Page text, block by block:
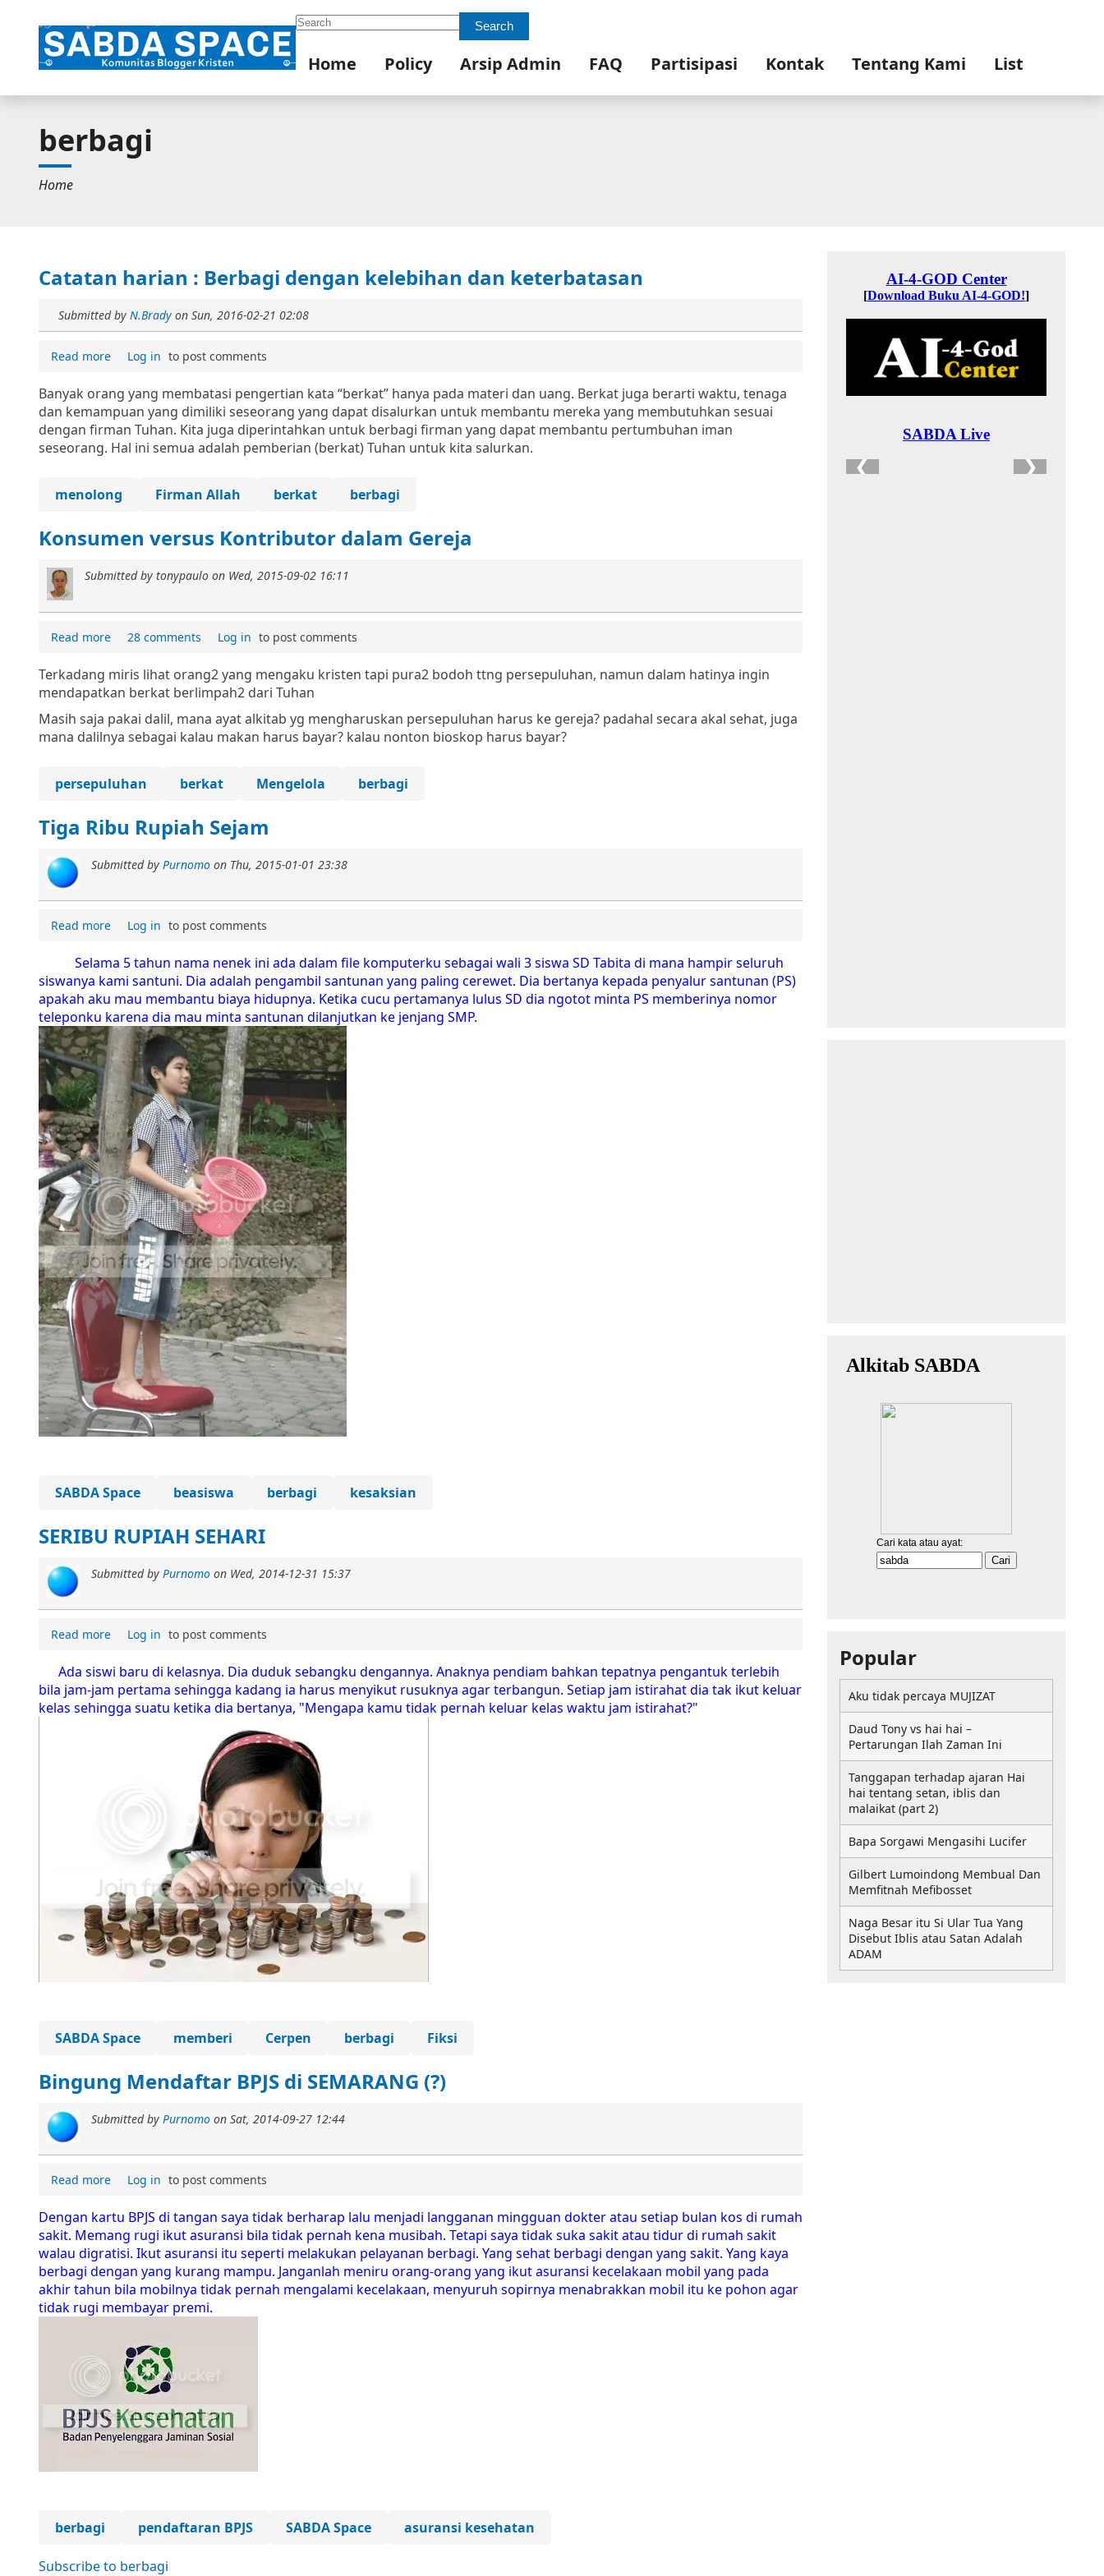
Search Search
Home Policy Arsip Admin FAQ Partisipasi Kontak Tentang Kami List
berbagi
Home
Catatan harian : Berbagi dengan kelebihan dan keterbatasan
Submitted by N.Brady on Sun, 2016-02-21 02:08
Read more Log in to post comments
Banyak orang yang membatasi pengertian kata “berkat” hanya pada materi dan uang. Berkat juga berarti waktu, tenaga
dan kemampuan yang dimiliki seseorang yang dapat disalurkan untuk membantu mereka yang membutuhkan sesuai
dengan firman Tuhan. Kita juga diperintahkan untuk berbagi firman yang dapat membantu pertumbuhan iman
seseorang. Hal ini semua adalah pemberian (berkat) Tuhan untuk kita salurkan.
menolong Firman Allah berkat berbagi
Konsumen versus Kontributor dalam Gereja
Submitted bytonypaulo on Wed, 2015-09-02 16:11
Read more 28 comments Log in to post comments
Terkadang miris lihat orang2 yang mengaku kristen tapi pura2 bodoh ttng persepuluhan, namun dalam hatinya ingin
mendapatkan berkat berlimpah2 dari Tuhan
Masih saja pakai dalil, mana ayat alkitab yg mengharuskan persepuluhan harus ke gereja? padahal secara akal sehat, juga
mana dalilnya sebagai kalau makan harus bayar? kalau nonton bioskop harus bayar?
persepuluhan berkat Mengelola berbagi
Tiga Ribu Rupiah Sejam
Submitted by Purnomo on Thu, 2015-01-01 23:38
Read more Log in to post comments
Selama 5 tahun nama nenek ini ada dalam file komputerku sebagai wali 3 siswa SD Tabita di mana hampir seluruh
siswanya kami santuni. Dia adalah pengambil santunan yang paling cerewet. Dia bertanya kepada penyalur santunan (PS)
apakah aku mau membantu biaya hidupnya. Ketika cucu pertamanya lulus SD dia ngotot minta PS memberinya nomor
teleponku karena dia mau minta santunan dilanjutkan ke jenjang SMP.
SABDA Space beasiswa berbagi kesaksian
SERIBU RUPIAH SEHARI
Submitted by Purnomo on Wed, 2014-12-31 15:37
Read more Log in to post comments
Ada siswi baru di kelasnya. Dia duduk sebangku dengannya. Anaknya pendiam bahkan tepatnya pengantuk terlebih
bila jam-jam pertama sehingga kadang ia harus menyikut rusuknya agar terbangun. Setiap jam istirahat dia tak ikut keluar
kelas sehingga suatu ketika dia bertanya, "Mengapa kamu tidak pernah keluar kelas waktu jam istirahat?"
SABDA Space memberi Cerpen berbagi Fiksi
Bingung Mendaftar BPJS di SEMARANG (?)
Submitted by Purnomo on Sat, 2014-09-27 12:44
Read more Log in to post comments
Dengan kartu BPJS di tangan saya tidak berharap lalu menjadi langganan mingguan dokter atau setiap bulan kos di rumah
sakit. Memang rugi ikut asuransi bila tidak pernah kena musibah. Tetapi saya tidak suka sakit atau tidur di rumah sakit
walau digratisi. Ikut asuransi itu seperti melakukan pelayanan berbagi. Yang sehat berbagi dengan yang sakit. Yang kaya
berbagi dengan yang kurang mampu. Janganlah meniru orang-orang yang ikut asuransi kecelakaan mobil yang pada
akhir tahun bila mobilnya tidak pernah mengalami kecelakaan, menyuruh sopirnya menabrakkan mobil itu ke pohon agar
tidak rugi membayar premi.
berbagi pendaftaran BPJS SABDA Space asuransi kesehatan
Subscribe to berbagi
Popular
Aku tidak percaya MUJIZAT
Daud Tony vs hai hai –
Pertarungan Ilah Zaman Ini
Tanggapan terhadap ajaran Hai
hai tentang setan, iblis dan
malaikat (part 2)
Bapa Sorgawi Mengasihi Lucifer
Gilbert Lumoindong Membual Dan
Memfitnah Mefibosset
Naga Besar itu Si Ular Tua Yang
Disebut Iblis atau Satan Adalah
ADAM